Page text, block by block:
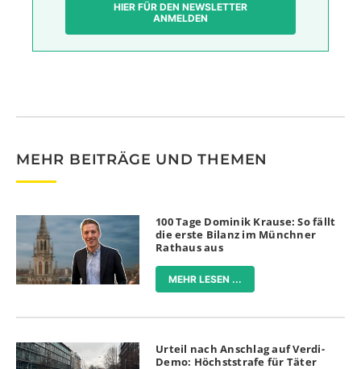
HIER FÜR DEN NEWSLETTER
ANMELDEN
MEHR BEITRÄGE UND THEMEN
100 Tage Dominik Krause: So fällt
die erste Bilanz im Münchner
Rathaus aus
MEHR LESEN ...
Urteil nach Anschlag auf Verdi-
Demo: Höchststrafe für Täter